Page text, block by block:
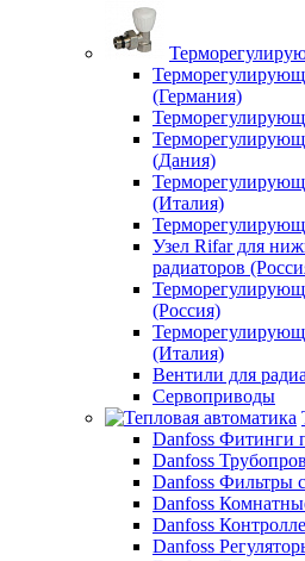
(Германия)
(Дания)
(Италия)
Узел Rifar для
радиаторов
(Россия)
(Италия)
Вентили для
Сервоприводы
Danfoss Фитинги
Danfoss
Danfoss Фильтры
Danfoss
Danfoss
Danfoss